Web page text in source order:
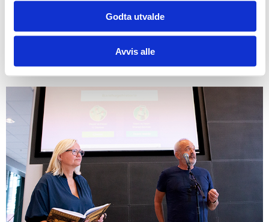
Godta utvalde
Avvis alle
Dosent Svein Ole Sataøen og høgskolelektor Geir
Aaserud stod bak opplegget og senterleder Elin Eriksen
Ødegaard bidro med historiske fakta.